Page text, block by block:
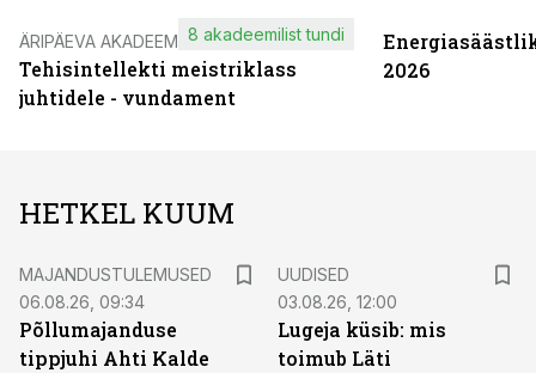
ÄRIPÄEVA AKADEEMIA
Tehisintellekti meistriklass
juhtidele - vundament
8 akadeemilist tundi
2026
HETKEL KUUM
MAJANDUSTULEMUSED
06.08.26, 09:34
Põllumajanduse
tippjuhi Ahti Kalde
UUDISED
03.08.26, 12:00
Lugeja küsib: mis
toimub Läti